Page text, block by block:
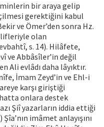
bir araya gelip
gerektiğini kabul
ve Ömer’den sonra Hz.
olan
s. 14). Hilâfete,
ve Abbâsîler’in değil
evlâdı daha lâyıktır.
İmam Zeyd’in ve Ehl-i
karşı giriştiği
onlara destek
Şiî yazarların iddia ettiği
imâmet anlayışını